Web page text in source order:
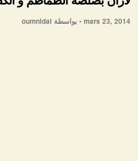
mars 23, 2014 • بواسطة oumnidal